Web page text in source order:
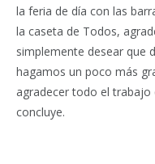
la feria de día con las
la caseta de Todos,
simplemente desear que
hagamos un poco más
agradecer todo el trabajo
concluye.